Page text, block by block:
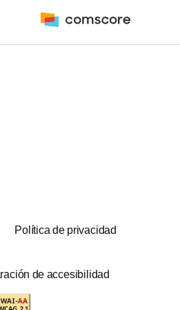
Política de privacidad
de accesibilidad